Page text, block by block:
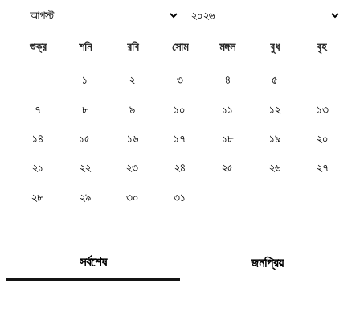
শুক্র শনি রবি সোম মঙ্গল বুধ বৃহ
১ ২ ৩ ৪ ৫
৭ ৮ ৯ ১০ ১১ ১২ ১৩
১৪ ১৫ ১৬ ১৭ ১৮ ১৯ ২০
২১ ২২ ২৩ ২৪ ২৫ ২৬ ২৭
২৮ ২৯ ৩০ ৩১
সর্বশেষ জনপ্রিয়